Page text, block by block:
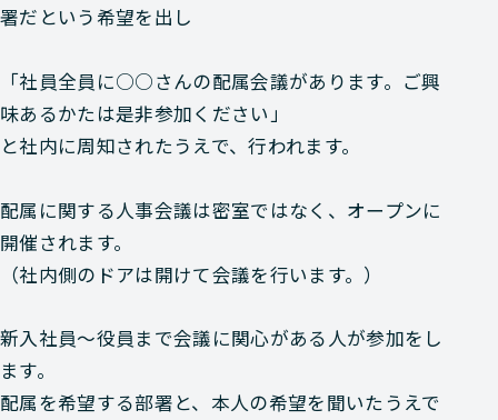
署だという希望を出し
「社員全員に○○さんの配属会議があります。ご興
味あるかたは是非参加ください」
と社内に周知されたうえで、行われます。
配属に関する人事会議は密室ではなく、オープンに
開催されます。
（社内側のドアは開けて会議を行います。）
新入社員～役員まで会議に関心がある人が参加をし
ます。
配属を希望する部署と、本人の希望を聞いたうえで